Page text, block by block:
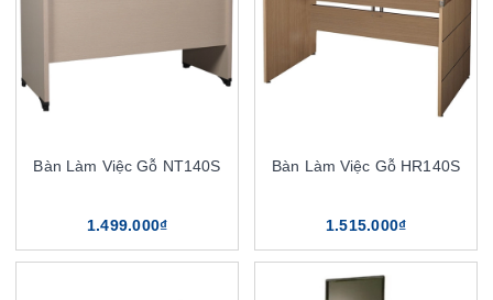
Bàn Làm Việc Gỗ NT140S
1.499.000₫
Bàn Làm Việc Gỗ HR140S
1.515.000₫